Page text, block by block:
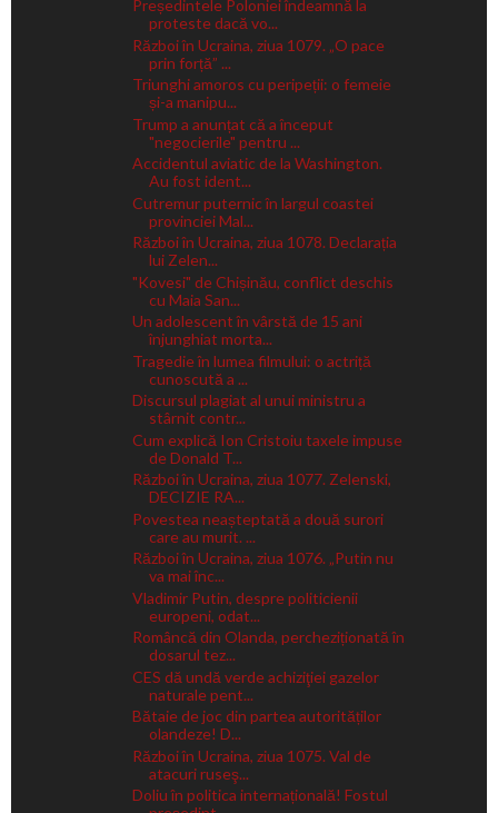
Președintele Poloniei îndeamnă la
proteste dacă vo...
Război în Ucraina, ziua 1079. „O pace
prin forță” ...
Triunghi amoros cu peripeții: o femeie
și-a manipu...
Trump a anunțat că a început
"negocierile" pentru ...
Accidentul aviatic de la Washington.
Au fost ident...
Cutremur puternic în largul coastei
provinciei Mal...
Război în Ucraina, ziua 1078. Declarația
lui Zelen...
"Kovesi" de Chișinău, conflict deschis
cu Maia San...
Un adolescent în vârstă de 15 ani
înjunghiat morta...
Tragedie în lumea filmului: o actriță
cunoscută a ...
Discursul plagiat al unui ministru a
stârnit contr...
Cum explică Ion Cristoiu taxele impuse
de Donald T...
Război în Ucraina, ziua 1077. Zelenski,
DECIZIE RA...
Povestea neașteptată a două surori
care au murit. ...
Război în Ucraina, ziua 1076. „Putin nu
va mai înc...
Vladimir Putin, despre politicienii
europeni, odat...
Româncă din Olanda, percheziționată în
dosarul tez...
CES dă undă verde achiziţiei gazelor
naturale pent...
Bătaie de joc din partea autorităților
olandeze! D...
Război în Ucraina, ziua 1075. Val de
atacuri ruseş...
Doliu în politica internațională! Fostul